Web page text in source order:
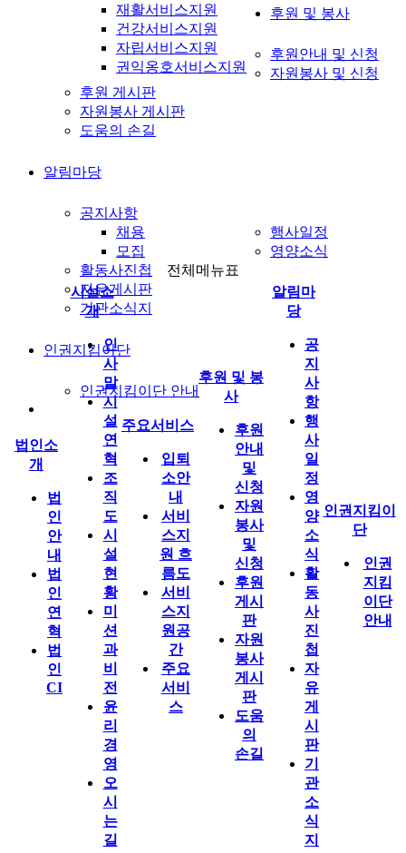
재활서비스지원
건강서비스지원
자립서비스지원
권익옹호서비스지원
후원 및 봉사
후원안내 및 신청
자원봉사 및 신청
후원 게시판
자원봉사 게시판
도움의 손길
알림마당
공지사항
채용
모집
행사일정
영양소식
활동사진첩
자유게시판
기관소식지
인권지킴이단
인권지킴이단 안내
전체메뉴표
법인소
개
법
인
안
내
법
인
연
혁
법
인
CI
시설소
개
인
사
말
시
설
연
혁
조
직
도
시
설
현
황
미
션
과
비
전
윤
리
경
영
오
시
는
길
주요서비스
입퇴
소안
내
서비
스지
원 흐
름도
서비
스지
원공
간
주요
서비
스
후원 및 봉
사
후원
안내
및
신청
자원
봉사
및
신청
후원
게시
판
자원
봉사
게시
판
도움
의
손길
알림마
당
공
지
사
항
행
사
일
정
영
양
소
식
활
동
사
진
첩
자
유
게
시
판
기
관
소
식
지
인권지킴이
단
인권
지킴
이단
안내